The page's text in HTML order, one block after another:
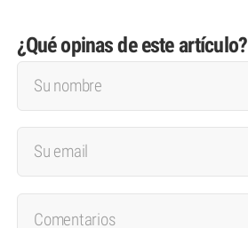
¿Qué opinas de este artículo?